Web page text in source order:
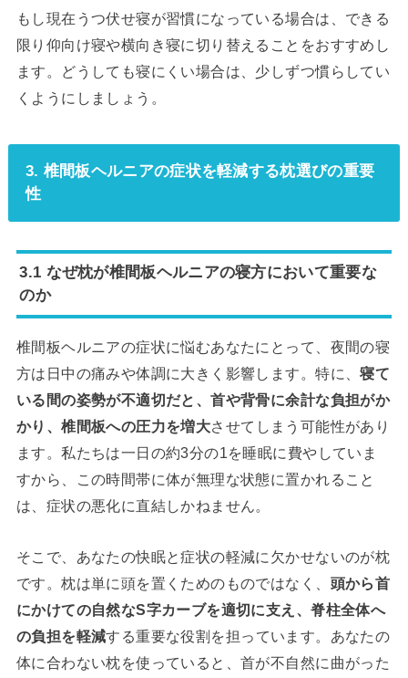
もし現在うつ伏せ寝が習慣になっている場合は、できる
限り仰向け寝や横向き寝に切り替えることをおすすめし
ます。どうしても寝にくい場合は、少しずつ慣らしてい
くようにしましょう。
3. 椎間板ヘルニアの症状を軽減する枕選びの重要
性
3.1 なぜ枕が椎間板ヘルニアの寝方において重要な
のか
椎間板ヘルニアの症状に悩むあなたにとって、夜間の寝
方は日中の痛みや体調に大きく影響します。特に、寝て
いる間の姿勢が不適切だと、首や背骨に余計な負担がか
かり、椎間板への圧力を増大させてしまう可能性があり
ます。私たちは一日の約3分の1を睡眠に費やしていま
すから、この時間帯に体が無理な状態に置かれること
は、症状の悪化に直結しかねません。
そこで、あなたの快眠と症状の軽減に欠かせないのが枕
です。枕は単に頭を置くためのものではなく、 頭から首
にかけての自然なS字カーブを適切に支え、脊柱全体へ
の負担を軽減する重要な役割を担っています。あなたの
体に合わない枕を使っていると、首が不自然に曲がった